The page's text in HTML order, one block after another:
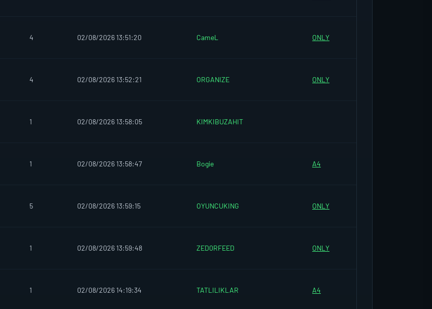
4 02/08/2026 13:51:20 CameL ONLY
4 02/08/2026 13:52:21 ORGANIZE ONLY
1 02/08/2026 13:58:05 KIMKIBUZAHIT
1 02/08/2026 13:58:47 Bogie A4
5 02/08/2026 13:59:15 OYUNCUKING ONLY
1 02/08/2026 13:59:48 ZED0RFEED ONLY
1 02/08/2026 14:19:34 TATLILIKLAR A4